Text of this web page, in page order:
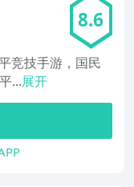
8.6
竞技手游，国民
...展开